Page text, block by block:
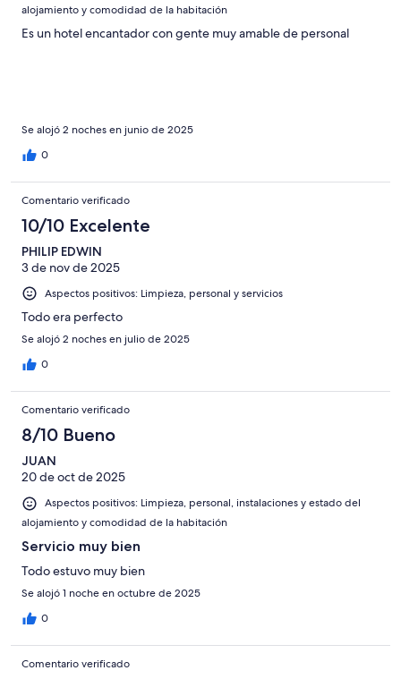
alojamiento y comodidad de la habitación
Es un hotel encantador con gente muy amable de personal
Se alojó 2 noches en junio de 2025
0
Comentario verificado
10/10 Excelente
PHILIP EDWIN
3 de nov de 2025
Aspectos positivos: Limpieza, personal y servicios
Todo era perfecto
Se alojó 2 noches en julio de 2025
0
Comentario verificado
8/10 Bueno
JUAN
20 de oct de 2025
Aspectos positivos: Limpieza, personal, instalaciones y estado del
alojamiento y comodidad de la habitación
Servicio muy bien
Todo estuvo muy bien
Se alojó 1 noche en octubre de 2025
0
Comentario verificado